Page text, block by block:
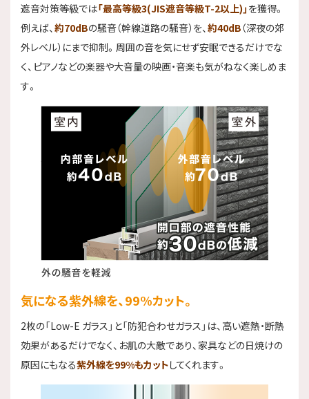
遮音対策等級では「最高等級3(JIS遮音等級T-2以上)」 を獲得。
例えば、 約70dBの騒音（幹線道路の騒音）を、 約40dB（深夜の郊
外レベル）にまで抑制。周囲の音を気にせず安眠できるだけでな
く、ピアノなどの楽器や大音量の映画・音楽も気がねなく楽しめま
す。
気になる紫外線を、99%カット。
2枚の「Low-E ガラス」と「防犯合わせガラス」は、高い遮熱・断熱
効果があるだけでなく、お肌の大敵であり、家具などの日焼けの
原因にもなる紫外線を99%もカットしてくれます。